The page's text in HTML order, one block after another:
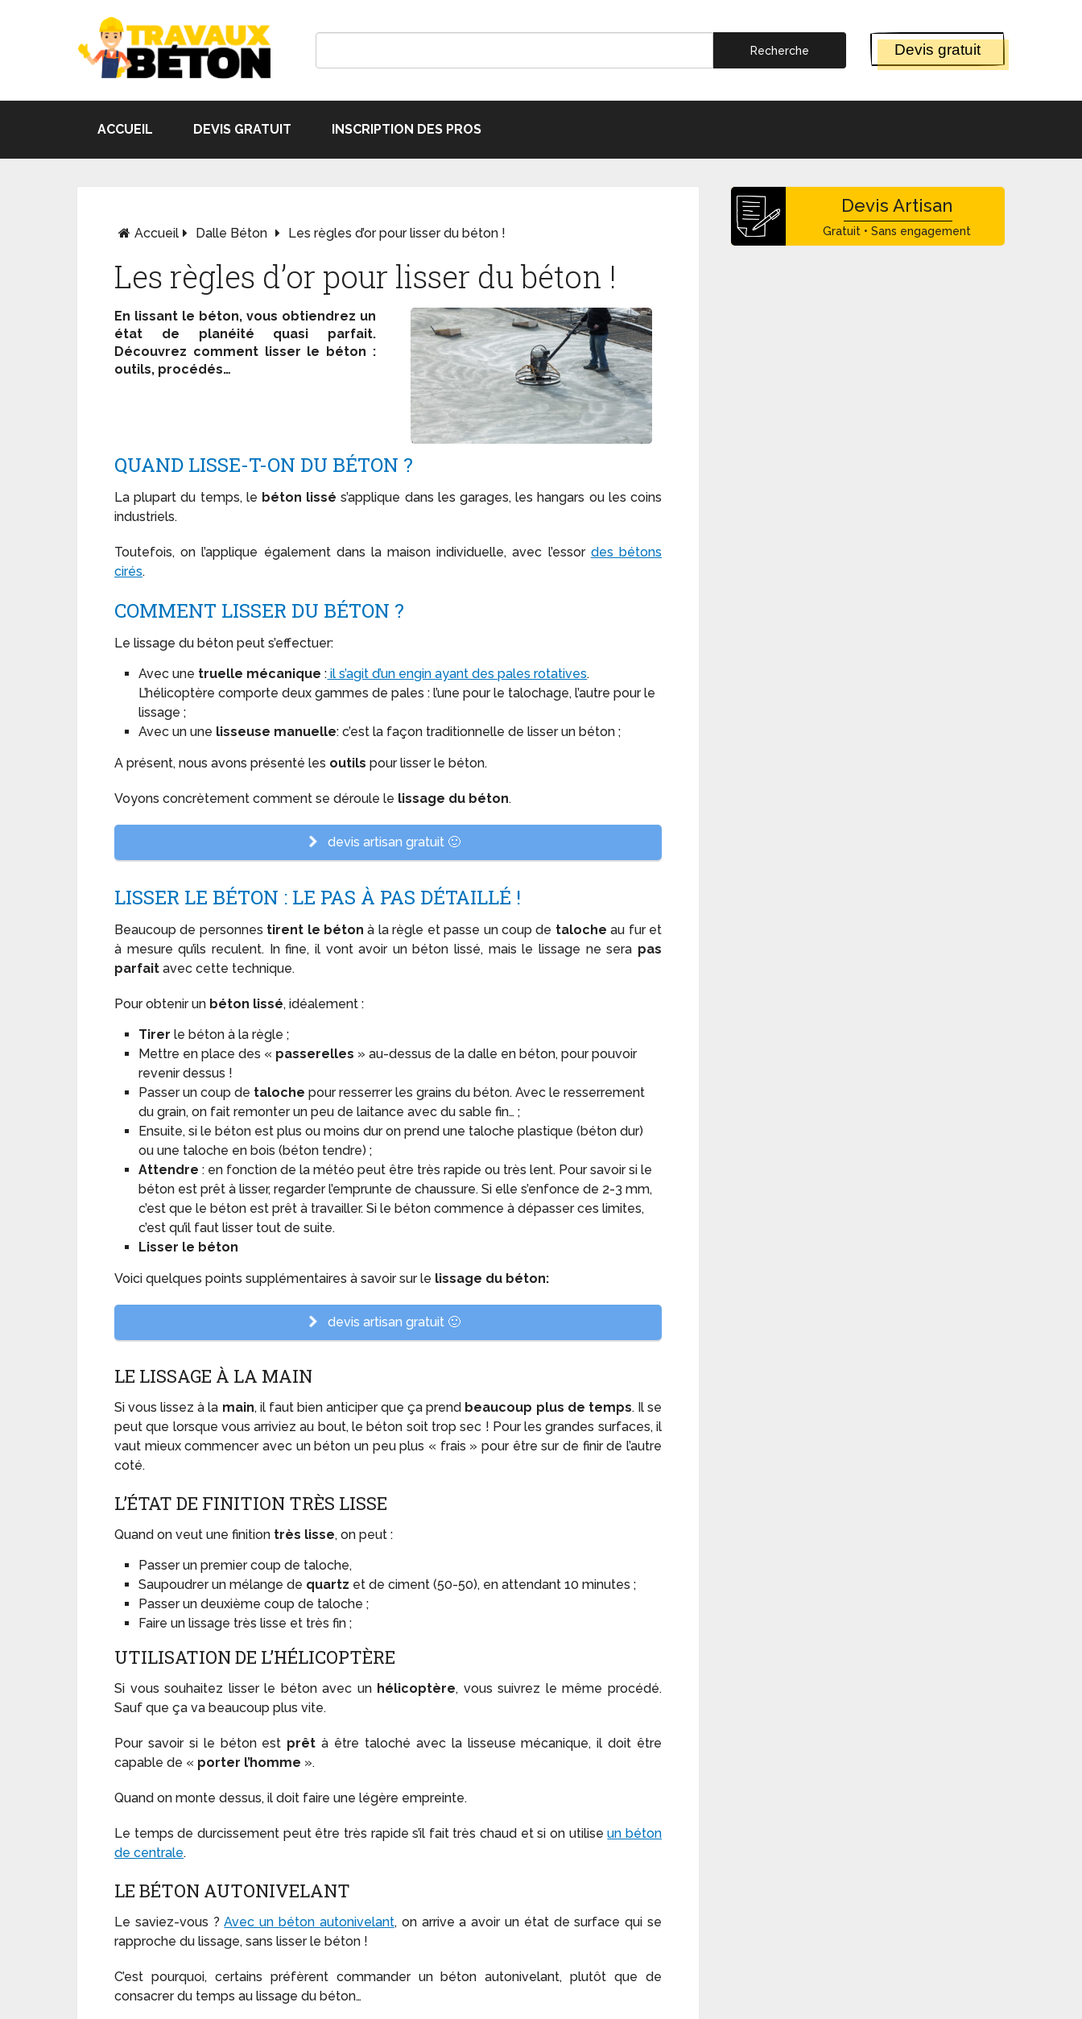
Devis gratuit
ACCUEIL DEVIS GRATUIT INSCRIPTION DES PROS
Accueil Dalle Béton Les règles d’or pour lisser du béton !
Les règles d’or pour lisser du béton !
En lissant le béton, vous obtiendrez un
état de planéité quasi parfait.
Découvrez comment lisser le béton :
outils, procédés…
QUAND LISSE-T-ON DU BÉTON ?
La plupart du temps, le béton lissé s’applique dans les garages, les hangars ou les coins
industriels.
Toutefois, on l’applique également dans la maison individuelle, avec l’essor des bétons
cirés.
COMMENT LISSER DU BÉTON ?
Le lissage du béton peut s’effectuer:
Avec une truelle mécanique : il s’agit d’un engin ayant des pales rotatives.
L’hélicoptère comporte deux gammes de pales : l’une pour le talochage, l’autre pour le
lissage ;
Avec un une lisseuse manuelle: c’est la façon traditionnelle de lisser un béton ;
A présent, nous avons présenté les outils pour lisser le béton.
Voyons concrètement comment se déroule le lissage du béton.
devis artisan gratuit 🙂
LISSER LE BÉTON : LE PAS À PAS DÉTAILLÉ !
Beaucoup de personnes tirent le béton à la règle et passe un coup de talocheau fur et
à mesure qu’ils reculent. In fine, il vont avoir un béton lissé, mais le lissage ne sera pas
parfait avec cette technique.
Pour obtenir un béton lissé, idéalement :
Tirerle béton à la règle ;
Mettre en place des « passerelles » au-dessus de la dalle en béton, pour pouvoir
revenir dessus !
Passer un coup de talochepour resserrer les grains du béton. Avec le resserrement
du grain, on fait remonter un peu de laitance avec du sable fin… ;
Ensuite, si le béton est plus ou moins dur on prend une taloche plastique (béton dur)
ou une taloche en bois (béton tendre) ;
Attendre: en fonction de la météo peut être très rapide ou très lent. Pour savoir si le
béton est prêt à lisser, regarder l’emprunte de chaussure. Si elle s’enfonce de 2-3 mm,
c’est que le béton est prêt à travailler. Si le béton commence à dépasser ces limites,
c’est qu’il faut lisser tout de suite.
Lisser le béton
Voici quelques points supplémentaires à savoir sur le lissage du béton:
devis artisan gratuit 🙂
LE LISSAGE À LA MAIN
Si vous lissez à la main, il faut bien anticiper que ça prend beaucoup plus de temps. Il se
peut que lorsque vous arriviez au bout, le béton soit trop sec ! Pour les grandes surfaces, il
vaut mieux commencer avec un béton un peu plus « frais » pour être sur de finir de l’autre
coté.
L’ÉTAT DE FINITION TRÈS LISSE
Quand on veut une finition très lisse, on peut :
Passer un premier coup de taloche,
Saupoudrer un mélange de quartz et de ciment (50-50), en attendant 10 minutes ;
Passer un deuxième coup de taloche ;
Faire un lissage très lisse et très fin ;
UTILISATION DE L’HÉLICOPTÈRE
Si vous souhaitez lisser le béton avec un hélicoptère, vous suivrez le même procédé.
Sauf que ça va beaucoup plus vite.
Pour savoir si le béton est prêtà être taloché avec la lisseuse mécanique, il doit être
capable de « porter l’homme ».
Quand on monte dessus, il doit faire une légère empreinte.
Le temps de durcissement peut être très rapide s’il fait très chaud et si on utiliseun béton
de centrale.
LE BÉTON AUTONIVELANT
Le saviez-vous ?Avec un béton autonivelant, on arrive a avoir un état de surface qui se
rapproche du lissage, sans lisser le béton !
C’est pourquoi, certains préfèrent commander un béton autonivelant, plutôt que de
consacrer du temps au lissage du béton…
Devis Artisan
Gratuit • Sans engagement